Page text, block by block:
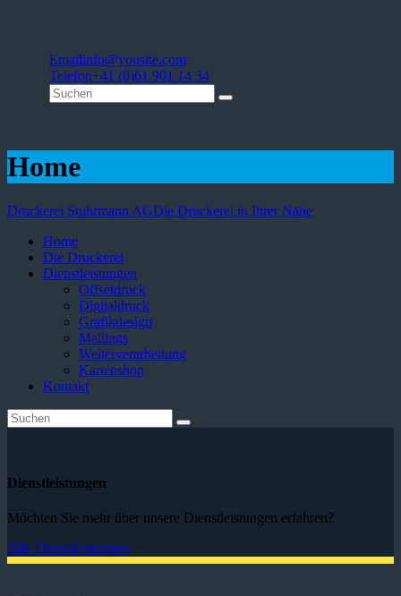
Emailinfo@yousite.com
Telefon+41 (0)61 901 14 34
Home
Druckerei Stuhrmann AGDie Druckerei in Ihrer Nähe
Home
Die Druckerei
Dienstleistungen
Offsetdruck
Digitaldruck
Grafikdesign
Mailings
Weiterverarbeitung
Kartenshop
Kontakt
Dienstleistungen
Möchten Sie mehr über unsere Dienstleistungen erfahren?
Alle Dienstleistungen